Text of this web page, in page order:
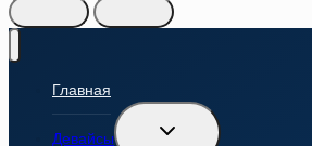
Главная
Девайсы
Переключить